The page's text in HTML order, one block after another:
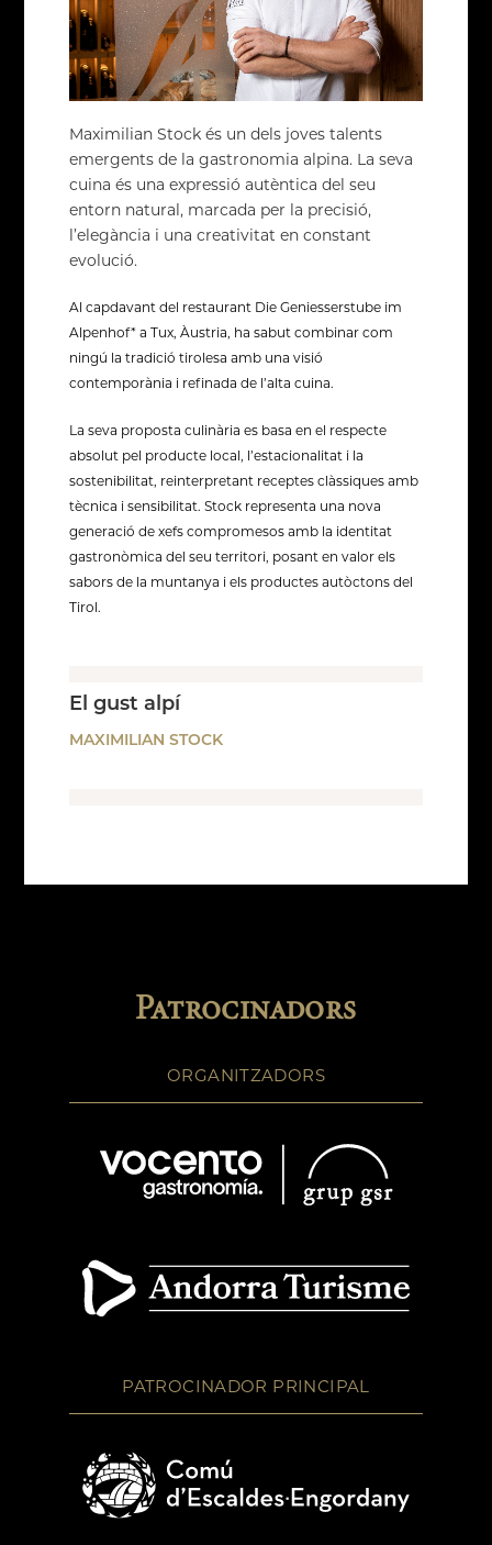
Maximilian Stock és un dels joves talents
emergents de la gastronomia alpina. La seva
cuina és una expressió autèntica del seu
entorn natural, marcada per la precisió,
l’elegància i una creativitat en constant
evolució.
Al capdavant del restaurant Die Geniesserstube im
Alpenhof* a Tux, Àustria, ha sabut combinar com
ningú la tradició tirolesa amb una visió
contemporània i refinada de l’alta cuina.
La seva proposta culinària es basa en el respecte
absolut pel producte local, l’estacionalitat i la
sostenibilitat, reinterpretant receptes clàssiques amb
tècnica i sensibilitat. Stock representa una nova
generació de xefs compromesos amb la identitat
gastronòmica del seu territori, posant en valor els
sabors de la muntanya i els productes autòctons del
Tirol.
El gust alpí
MAXIMILIAN STOCK
Patrocinadors
ORGANITZADORS
PATROCINADOR PRINCIPAL